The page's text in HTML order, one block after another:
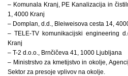
– Komunala Kranj, PE Kanalizacija in
1, 4000 Kranj
– Domplan, d.d., Bleiweisova cesta 14,
– TELE-TV komunikacijski engineering
Kranj
– T-2 d.o.o., Brnčičeva 41, 1000 Ljubljana
– Ministrstvo za kmetijstvo in okolje,
Sektor za presoje vplivov na okolje.